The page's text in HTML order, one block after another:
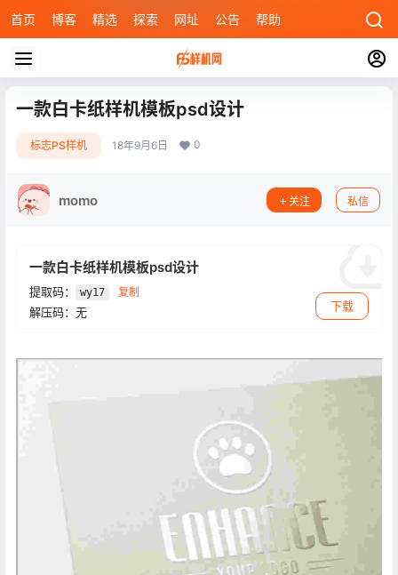
首页 博客 精选 探索 网址 公告 帮助
一款白卡纸样机模板psd设计
标志PS样机 18年9月6日 0
momo 关注 私信
一款白卡纸样机模板psd设计
提取码： wy17 复制
解压码：无 下载